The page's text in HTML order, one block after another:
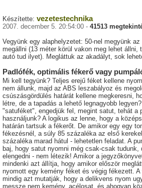
Készítette: vezetestechnika
2007. december 5. 20:54:00 - 41513
Vegyünk egy alaphelyzetet: 50-nel megyünk
megállni (13 méter körül vakon meg lehet állni,
autó tud ilyet). Megláttuk az akadályt, sok
Padlófék, optimális fékerő vagy
Mi kell tegyünk? Teljes erejű féket kellene
nem állunk, majd az ABS leszabályoz és
csúszásgördülés határát kellene megkeresni,
létre, de a tapadás a lehető legnagyobb
"satuféket", engedjük fel, megint satut, tehát a
használjunk? A logikus az lenne, hogy a
határán tartsuk a fékerőt. De amikor egy egy
fékezésnél, a súly 85 százaléka az első
százaléka marad hátul - lehetetlen feladat. A
baj, hogy satut nyomni még csak-csak tudunk,
elengedni - nem létezik! Amikor a
mindenki azt állítja, hogy amikor először
nyomott egy kemény féket és végig fékezett.
mindig azt mutatják, hogy a delikvens nyom
messze nem kemény, acélosat, és ahogyan